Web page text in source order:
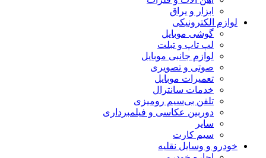
ابزار و یراق
لوازم الکترونیکی
گوشی موبایل
لپ تاپ و تبلت
لوازم جانبی موبایل
صوتی و تصویری
تعمیرات موبایل
خدمات سانترال
تلفن بی‌سیم رومیزی
دوربین عکاسی و فیلمبرداری
سایر
سیم کارت
خودرو و وسایل نقلیه